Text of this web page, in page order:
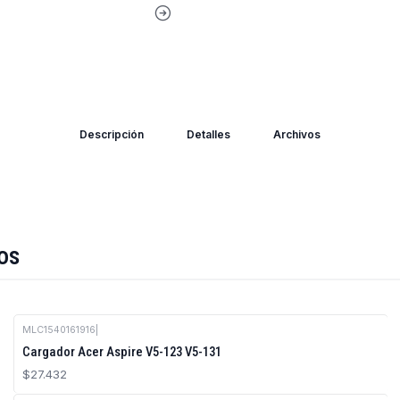
Descripción Detalles Archivos
MLC1540161916
Cargador Acer Aspire V5-123 V5-131
$27.432